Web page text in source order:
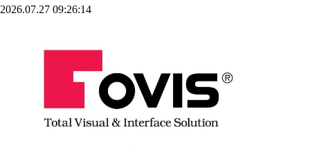
2026.07.27 09:26:14